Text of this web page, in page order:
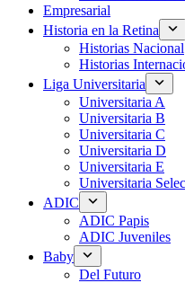
Empresarial
Historia en la Retina
Historias Nacional
Historias
Liga Universitaria
Universitaria A
Universitaria B
Universitaria C
Universitaria D
Universitaria E
Universitaria
ADIC
ADIC Papis
ADIC Juveniles
Baby
Del Futuro